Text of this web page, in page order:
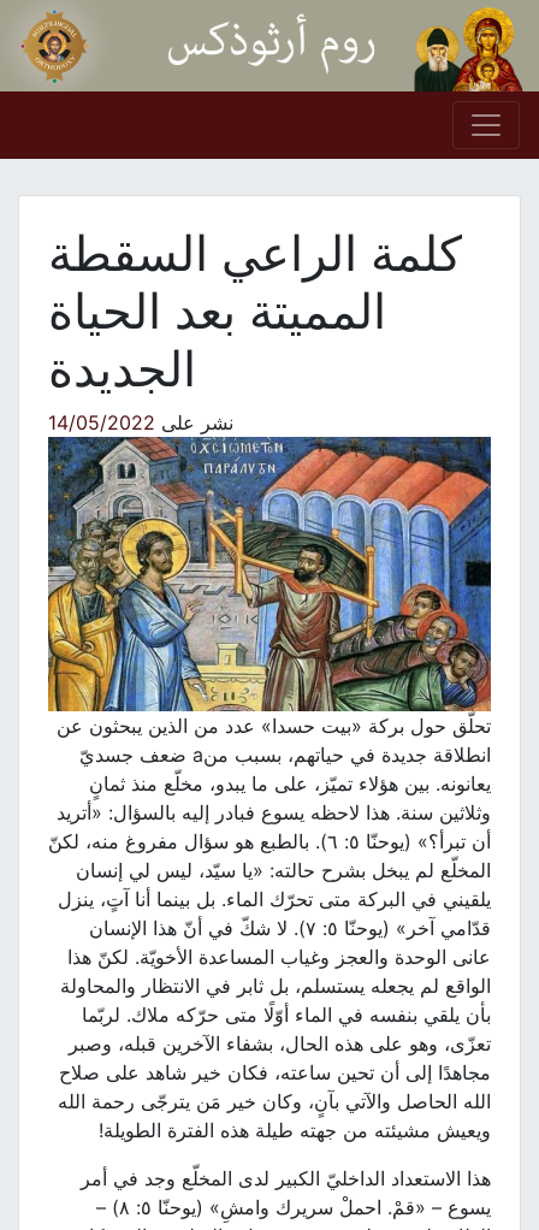
Skip to content
Main Navigation
كلمة الراعي السقطة
المميتة بعد الحياة
الجديدة
نشر على14/05/2022
تحلّق حول بركة «بيت حسدا» عدد من الذين يبحثون عن
انطلاقة جديدة في حياتهم، بسبب منa ضعف جسديّ
يعانونه. بين هؤلاء تميّز، على ما يبدو، مخلّع منذ ثمانٍ
وثلاثين سنة. هذا لاحظه يسوع فبادر إليه بالسؤال: «أتريد
أن تبرأ؟» (يوحنّا ٥: ٦). بالطبع هو سؤال مفروغ منه، لكنّ
المخلّع لم يبخل بشرح حالته: «يا سيّد، ليس لي إنسان
يلقيني في البركة متى تحرّك الماء. بل بينما أنا آتٍ، ينزل
قدّامي آخر» (يوحنّا ٥: ٧). لا شكّ في أنّ هذا الإنسان
عانى الوحدة والعجز وغياب المساعدة الأخويّة. لكنّ هذا
الواقع لم يجعله يستسلم، بل ثابر في الانتظار والمحاولة
بأن يلقي بنفسه في الماء أوّلًا متى حرّكه ملاك. لربّما
تعزّى، وهو على هذه الحال، بشفاء الآخرين قبله، وصبر
مجاهدًا إلى أن تحين ساعته، فكان خير شاهد على صلاح
الله الحاصل والآتي بآنٍ، وكان خير مَن يترجّى رحمة الله
ويعيش مشيئته من جهته طيلة هذه الفترة الطويلة!
هذا الاستعداد الداخليّ الكبير لدى المخلّع وجد في أمر
يسوع – «قمْ. احملْ سريرك وامشِ» (يوحنّا ٥: ٨) –